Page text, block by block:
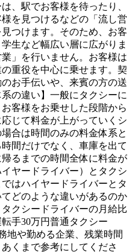
、駅でお客様を待ったり、
を見つけるなどの「流し営
つけます。そのため、お客
生など幅広い層に広がりま
」を行いません。お客様は
重役を中心に乗せます。契
お手伝いや、来賓の方の送
の違い】一般にタクシーに
客様をお乗せした段階から
じて料金が上がっていくシ
合は時間のみの料金体系と
間だけでなく、車庫を出て
るまでの時間全体に料金が
ヤードライバー）とタクシ
はハイヤードライバーとタ
どのような違いがあるのか
クシードライバーの月給比
手30万円普通タクシー
地や勤める企業、残業時間
くまで参考にしてくださ